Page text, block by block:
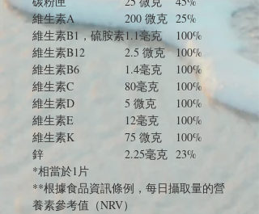
維生素A
200 微克 25%
維生素B1，硫胺素1.1毫克
100%
維生素B12
2.5 微克
100%
維生素B6
1.4毫克
100%
維生素C
80毫克
100%
維生素D
5 微克
100%
維生素E
12毫克
100%
維生素K
75 微克
100%
鋅
2.25毫克 23%
*相當於1片
**根據食品資訊條例，每日攝取量的營
養素參考值（NRV）